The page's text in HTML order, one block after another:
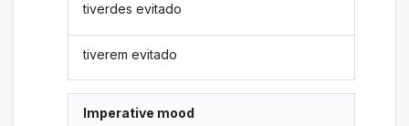
tiverdes evitado
tiverem evitado
Imperative mood